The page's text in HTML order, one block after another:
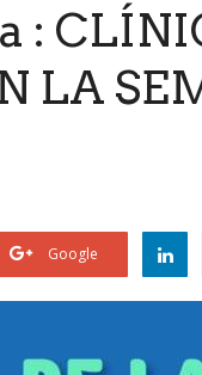
:
LA
Google